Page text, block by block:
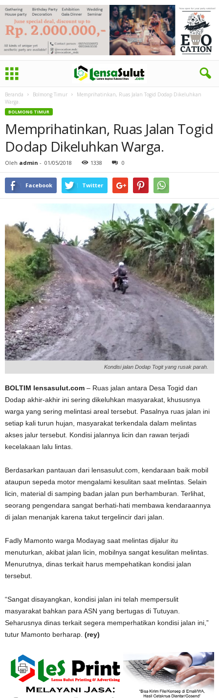
Beranda Bolmong Timur
Memprihatinkan, Ruas Jalan Togid Dodap Dikeluhkan
Warga.
BOLMONG TIMUR
Memprihatinkan, Ruas Jalan Togid
Dodap Dikeluhkan Warga.
Oleh admin - 01/05/2018 1338 0
Facebook Twitter
Kondisi jalan Dodap Togit yang rusak parah.
BOLTIM lensasulut.com – Ruas jalan antara Desa Togid dan
Dodap akhir-akhir ini sering dikeluhkan masyarakat, khususnya
warga yang sering melintasi areal tersebut. Pasalnya ruas jalan ini
setiap kali turun hujan, masyarakat terkendala dalam melintas
akses jalur tersebut. Kondisi jalannya licin dan rawan terjadi
kecelakaan lalu lintas.
Berdasarkan pantauan dari lensasulut.com, kendaraan baik mobil
ataupun sepeda motor mengalami kesulitan saat melintas. Selain
licin, material di samping badan jalan pun berhamburan. Terlihat,
seorang pengendara sangat berhati-hati membawa kendaraannya
di jalan menanjak karena takut tergelincir dari jalan.
Fadly Mamonto warga Modayag saat melintas dijalur itu
menuturkan, akibat jalan licin, mobilnya sangat kesulitan melintas.
Menurutnya, dinas terkait harus mempehatikan kondisi jalan
tersebut.
“Sangat disayangkan, kondisi jalan ini telah mempersulit
masyarakat bahkan para ASN yang bertugas di Tutuyan.
Seharusnya dinas terkait segera memperhatikan kondisi jalan ini,”
tutur Mamonto berharap. (rey)